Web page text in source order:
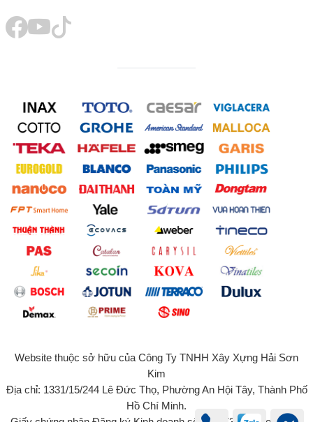
Website thuộc sở hữu của Công Ty TNHH Xây Xựng Hải Sơn
Kim
Địa chỉ: 1331/15/244 Lê Đức Thọ, Phường An Hội Tây, Thành Phố
Hồ Chí Minh.